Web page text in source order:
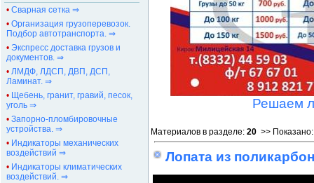
• Сварная сетка ⇒
• Организация грузоперевозок.
Подбор автотранспорта. ⇒
• Экспресс доставка грузов и
документов. ⇒
• ЛМДФ, ЛДСП, ДВП, ДСП,
Ламинат. ⇒
• Щебень, гранит, гравий, песок,
уголь ⇒
• Запорно-пломбировочные
устройства. ⇒
• Индикаторы механических
воздействий ⇒
• Индикаторы климатических
воздействий. ⇒
Решаем
Материалов в разделе: 20 >> Показано
Лопата из